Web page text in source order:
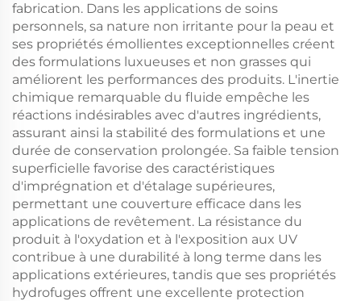
fabrication. Dans les applications de soins
personnels, sa nature non irritante pour la peau et
ses propriétés émollientes exceptionnelles créent
des formulations luxueuses et non grasses qui
améliorent les performances des produits. L'inertie
chimique remarquable du fluide empêche les
réactions indésirables avec d'autres ingrédients,
assurant ainsi la stabilité des formulations et une
durée de conservation prolongée. Sa faible tension
superficielle favorise des caractéristiques
d'imprégnation et d'étalage supérieures,
permettant une couverture efficace dans les
applications de revêtement. La résistance du
produit à l'oxydation et à l'exposition aux UV
contribue à une durabilité à long terme dans les
applications extérieures, tandis que ses propriétés
hydrofuges offrent une excellente protection